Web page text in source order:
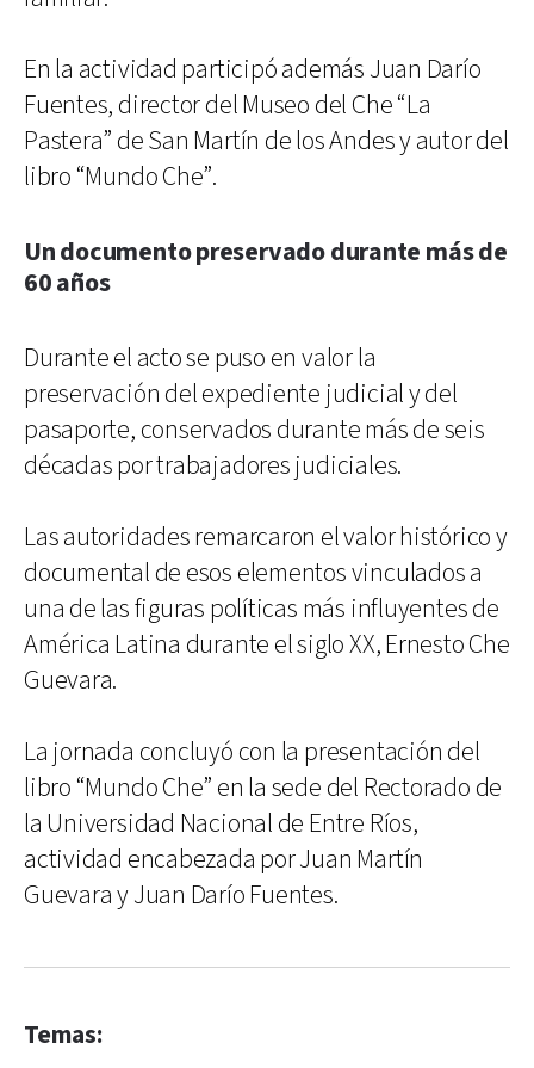
En la actividad participó además Juan Darío
Fuentes, director del Museo del Che “La
Pastera” de San Martín de los Andes y autor del
libro “Mundo Che”.
Un documento preservado durante más de
60 años
Durante el acto se puso en valor la
preservación del expediente judicial y del
pasaporte, conservados durante más de seis
décadas por trabajadores judiciales.
Las autoridades remarcaron el valor histórico y
documental de esos elementos vinculados a
una de las figuras políticas más influyentes de
América Latina durante el siglo XX, Ernesto Che
Guevara.
La jornada concluyó con la presentación del
libro “Mundo Che” en la sede del Rectorado de
la Universidad Nacional de Entre Ríos,
actividad encabezada por Juan Martín
Guevara y Juan Darío Fuentes.
Temas: